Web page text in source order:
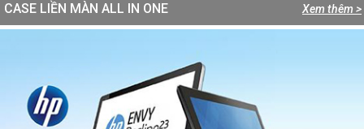
Xem thêm >
CASE LIỀN MÀN ALL IN ONE